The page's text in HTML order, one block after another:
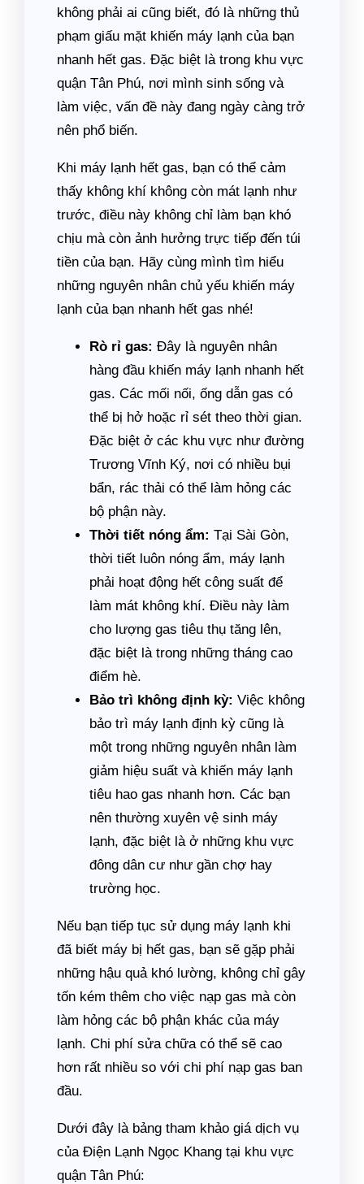
không phải ai cũng biết, đó là những thủ
phạm giấu mặt khiến máy lạnh của bạn
nhanh hết gas. Đặc biệt là trong khu vực
quận Tân Phú, nơi mình sinh sống và
làm việc, vấn đề này đang ngày càng trở
nên phổ biến.
Khi máy lạnh hết gas, bạn có thể cảm
thấy không khí không còn mát lạnh như
trước, điều này không chỉ làm bạn khó
chịu mà còn ảnh hưởng trực tiếp đến túi
tiền của bạn. Hãy cùng mình tìm hiểu
những nguyên nhân chủ yếu khiến máy
lạnh của bạn nhanh hết gas nhé!
Rò rỉ gas: Đây là nguyên nhân
hàng đầu khiến máy lạnh nhanh hết
gas. Các mối nối, ống dẫn gas có
thể bị hở hoặc rỉ sét theo thời gian.
Đặc biệt ở các khu vực như đường
Trương Vĩnh Ký, nơi có nhiều bụi
bẩn, rác thải có thể làm hỏng các
bộ phận này.
Thời tiết nóng ẩm: Tại Sài Gòn,
thời tiết luôn nóng ẩm, máy lạnh
phải hoạt động hết công suất để
làm mát không khí. Điều này làm
cho lượng gas tiêu thụ tăng lên,
đặc biệt là trong những tháng cao
điểm hè.
Bảo trì không định kỳ: Việc không
bảo trì máy lạnh định kỳ cũng là
một trong những nguyên nhân làm
giảm hiệu suất và khiến máy lạnh
tiêu hao gas nhanh hơn. Các bạn
nên thường xuyên vệ sinh máy
lạnh, đặc biệt là ở những khu vực
đông dân cư như gần chợ hay
trường học.
Nếu bạn tiếp tục sử dụng máy lạnh khi
đã biết máy bị hết gas, bạn sẽ gặp phải
những hậu quả khó lường, không chỉ gây
tốn kém thêm cho việc nạp gas mà còn
làm hỏng các bộ phận khác của máy
lạnh. Chi phí sửa chữa có thể sẽ cao
hơn rất nhiều so với chi phí nạp gas ban
đầu.
Dưới đây là bảng tham khảo giá dịch vụ
của Điện Lạnh Ngọc Khang tại khu vực
quận Tân Phú: